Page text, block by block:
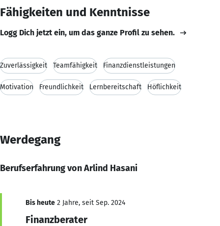
Fähigkeiten und Kenntnisse
Logg Dich jetzt ein, um das ganze Profil zu sehen.
Zuverlässigkeit Teamfähigkeit Finanzdienstleistungen
Motivation Freundlichkeit Lernbereitschaft Höflichkeit
Werdegang
Berufserfahrung von Arlind Hasani
Bis heute 2 Jahre, seit Sep. 2024
Finanzberater